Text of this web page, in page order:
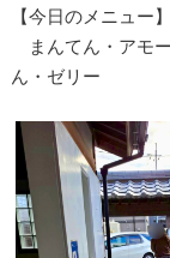
【今日のメニュー】
まんてん・アモ
ん・ゼリー